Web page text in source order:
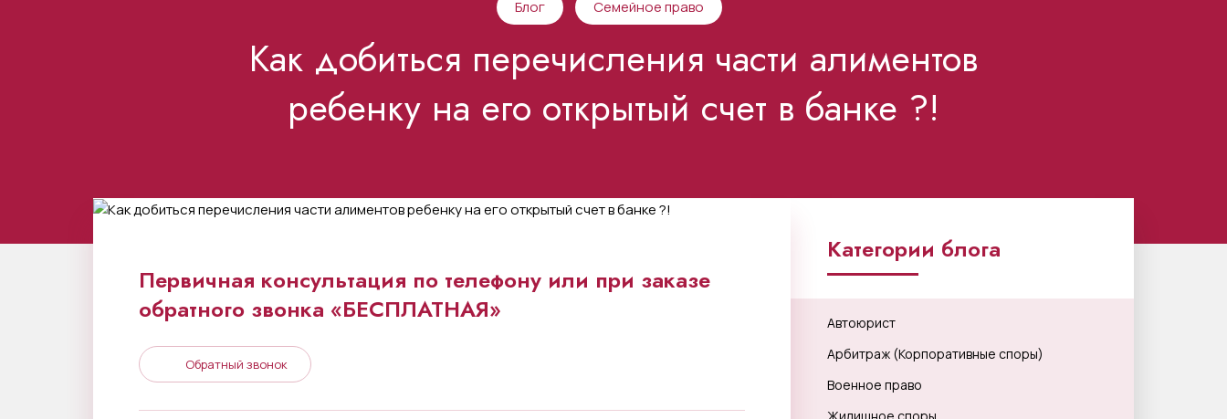
Блог Семейное право
Как добиться перечисления части алиментов
ребенку на его открытый счет в банке ?!
Первичная консультация по телефону или при заказе
обратного звонка «БЕСПЛАТНАЯ»
Обратный звонок
Категории блога
Автоюрист
Арбитраж (Корпоративные споры)
Военное право